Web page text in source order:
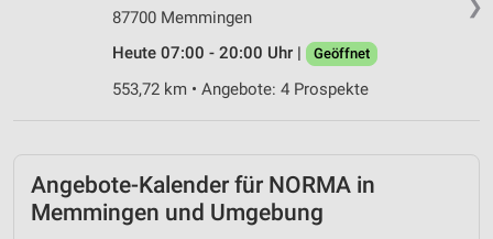
❯
87700 Memmingen
Heute 07:00 - 20:00 Uhr |
Geöffnet
553,72 km • Angebote: 4 Prospekte
Angebote-Kalender für NORMA in
Memmingen und Umgebung